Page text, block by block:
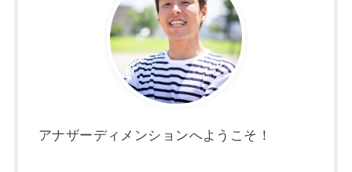
アナザーディメンションへようこそ！